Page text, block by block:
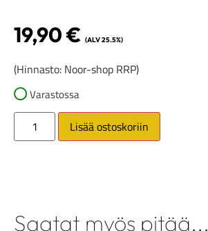
19,90€ (ALV 25.5%)
(Hinnasto: Noor-shop RRP)
Varastossa
Lisää ostoskoriin
Saatat myös pitää...